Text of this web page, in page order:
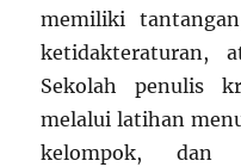
memiliki
ketidakteraturan,
Sekolah penulis
melalui latihan
kelompok,